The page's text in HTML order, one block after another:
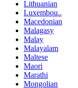
Lithuanian
Luxembou..
Macedonian
Malagasy
Malay
Malayalam
Maltese
Maori
Marathi
Mongolian